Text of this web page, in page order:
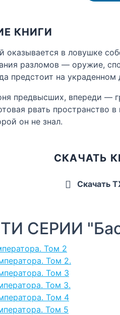
КНИГИ
оказывается в ловушке
разломов — оружие,
предстоит на
предвысших, впереди —
рвать
он не знал.
СКАЧАТЬ
Скачать
СЕРИИ
Том 2
Том 2.
Том 3
Том 3.
Том 4
Том 5